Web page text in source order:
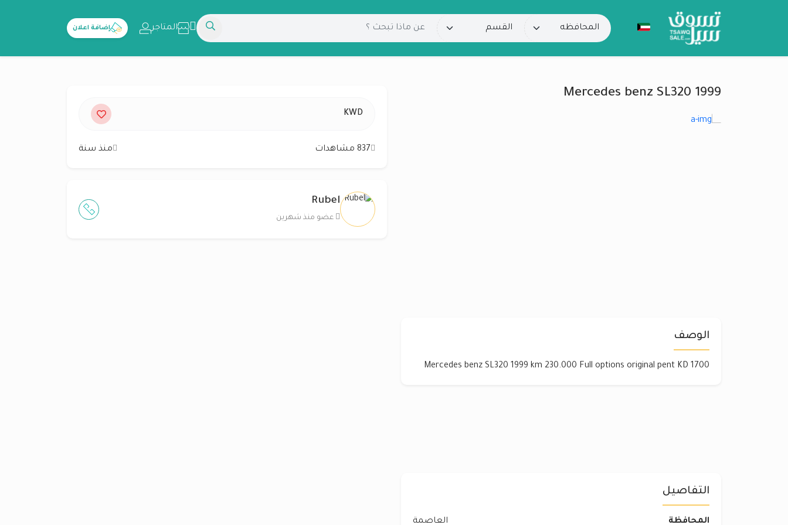
المتاجر إضافة اعلان
Mercedes benz SL320 1999
الوصف
Mercedes benz SL320 1999 km 230.000 Full options original pent KD 1700
KWD
837 مشاهدات منذ سنة
Rubel
عضو منذ شهرين
التفاصيل
المحافظة العاصمة